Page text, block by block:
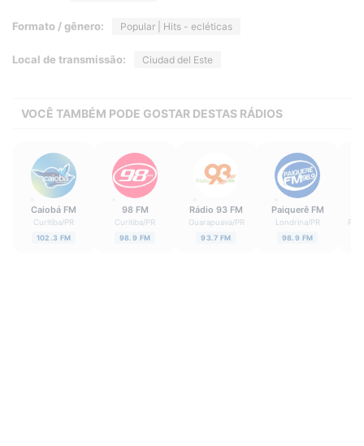
Formato / gênero: Popular | Hits - ecléticas
Local de transmissão: Ciudad del Este
VOCÊ TAMBÉM PODE GOSTAR DESTAS RÁDIOS
Caiobá FM
Curitiba/PR
102.3 FM
98 FM
Curitiba/PR
98.9 FM
Rádio 93 FM
Guarapuava/PR
93.7 FM
Paiquerê FM
Londrina/PR
98.9 FM